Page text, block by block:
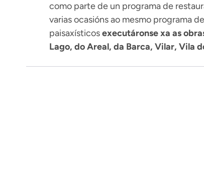
como parte de un programa de
varias ocasións ao mesmo programa
paisaxísticosexecutáronse xa as
Lago, do Areal, da Barca, Vilar, Vila